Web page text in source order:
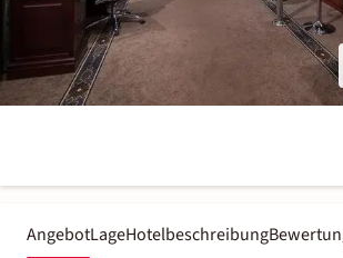
AngebotLageHotelbeschreibung